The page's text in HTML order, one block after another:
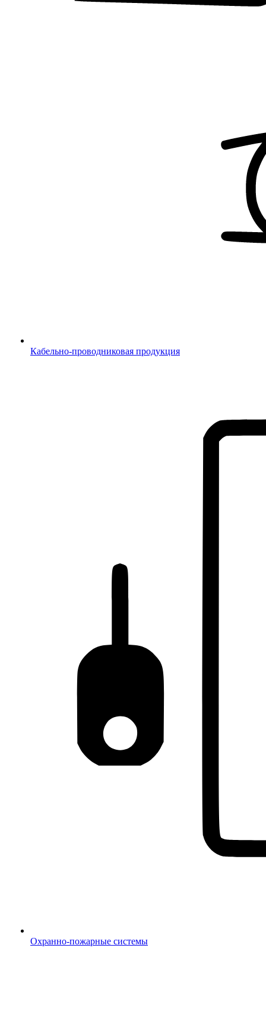
Кабельно-проводниковая продукция
Охранно-пожарные системы